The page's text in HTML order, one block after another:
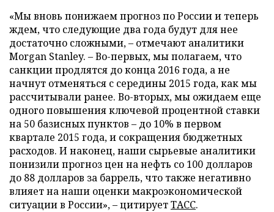
«Мы вновь понижаем прогноз по России и теперь
ждем, что следующие два года будут для нее
достаточно сложными,– отмечают аналитики
Morgan Stanley. –Во-первых, мы полагаем, что
санкции продлятся до конца 2016 года, а не
начнут отменяться с середины 2015 года, как мы
рассчитывали ранее. Во-вторых, мы ожидаем еще
одного повышения ключевой процентной ставки
на 50 базисных пунктов – до 10% в первом
квартале 2015 года, и сокращения бюджетных
расходов. И наконец, наши сырьевые аналитики
понизили прогноз цен на нефть со 100 долларов
до 88 долларов за баррель, что также негативно
влияет на наши оценки макроэкономической
ситуации в России»,–цитируетТАСС.